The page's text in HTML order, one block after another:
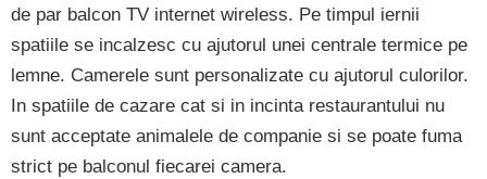
de par balcon TV internet wireless. Pe timpul iernii
spatiile se incalzesc cu ajutorul unei centrale termice pe
lemne. Camerele sunt personalizate cu ajutorul culorilor.
In spatiile de cazare cat si in incinta restaurantului nu
sunt acceptate animalele de companie si se poate fuma
strict pe balconul fiecarei camera.